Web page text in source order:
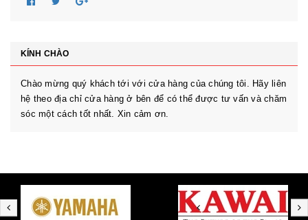
KÍNH CHÀO
Chào mừng quý khách tới với cửa hàng của chúng tôi. Hãy liên
hệ theo địa chỉ cửa hàng ở bên để có thể được tư vấn và chăm
sóc một cách tốt nhất. Xin cảm ơn.